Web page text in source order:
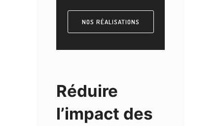
NOS RÉALISATIONS
Réduire
l’impact des